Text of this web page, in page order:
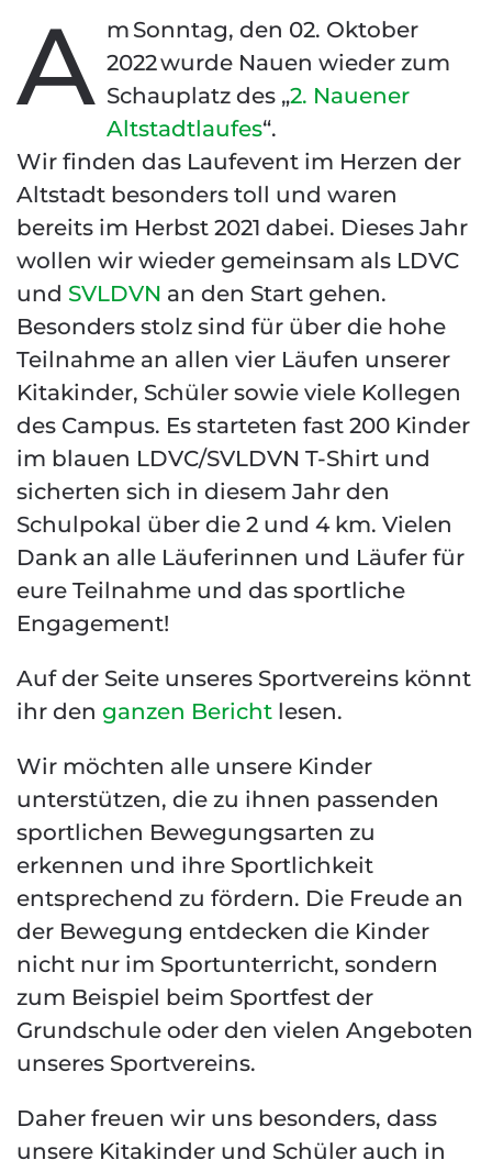
A m Sonntag, den 02. Oktober
2022 wurde Nauen wieder zum
Schauplatz des „2. Nauener
Altstadtlaufes“.
Wir finden das Laufevent im Herzen der
Altstadt besonders toll und waren
bereits im Herbst 2021 dabei. Dieses Jahr
wollen wir wieder gemeinsam als LDVC
und SVLDVN an den Start gehen.
Besonders stolz sind für über die hohe
Teilnahme an allen vier Läufen unserer
Kitakinder, Schüler sowie viele Kollegen
des Campus. Es starteten fast 200 Kinder
im blauen LDVC/SVLDVN T-Shirt und
sicherten sich in diesem Jahr den
Schulpokal über die 2 und 4 km. Vielen
Dank an alle Läuferinnen und Läufer für
eure Teilnahme und das sportliche
Engagement!
Auf der Seite unseres Sportvereins könnt
ihr den ganzen Bericht lesen.
Wir möchten alle unsere Kinder
unterstützen, die zu ihnen passenden
sportlichen Bewegungsarten zu
erkennen und ihre Sportlichkeit
entsprechend zu fördern. Die Freude an
der Bewegung entdecken die Kinder
nicht nur im Sportunterricht, sondern
zum Beispiel beim Sportfest der
Grundschule oder den vielen Angeboten
unseres Sportvereins.
Daher freuen wir uns besonders, dass
unsere Kitakinder und Schüler auch in